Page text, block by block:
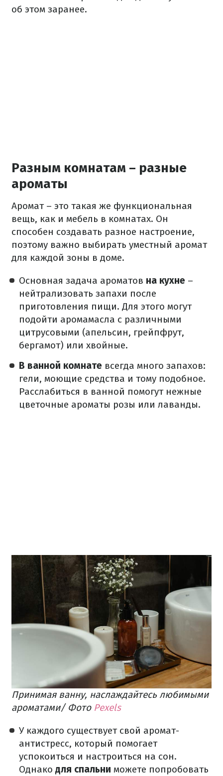
об этом заранее.
Разным комнатам – разные
ароматы
Аромат – это такая же функциональная
вещь, как и мебель в комнатах. Он
способен создавать разное настроение,
поэтому важно выбирать уместный аромат
для каждой зоны в доме.
Основная задача ароматов на кухне –
нейтрализовать запахи после
приготовления пищи. Для этого могут
подойти аромамасла с различными
цитрусовыми (апельсин, грейпфрут,
бергамот) или хвойные.
В ванной комнате всегда много запахов:
гели, моющие средства и тому подобное.
Расслабиться в ванной помогут нежные
цветочные ароматы розы или лаванды.
Принимая ванну, наслаждайтесь любимыми
ароматами/ Фото Pexels
У каждого существует свой аромат-
антистресс, который помогает
успокоиться и настроиться на сон.
Однако для спальни можете попробовать